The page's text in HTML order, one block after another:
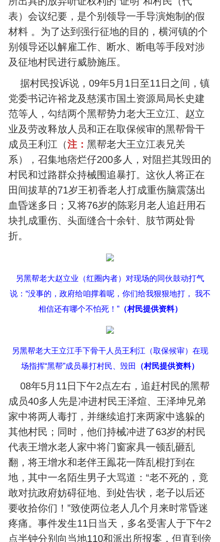
表）会议纪要，是个别领导一手导演炮制的假
材料 。为了达到强行征地的目的，横河镇的个
别领导还以解雇工作、断水、断电等手段对涉
及征地村民进行威胁施压。
据村民投诉说，09年5月1日至11日之间，镇
党委书记许裕龙及慈溪市国土资源局局长史建
范等人，勾结两个黑帮势力老大王立江、赵立
业及劳改释放人员和正在取保候审的黑帮骨干
成员王利江（注：黑帮老大王立江表兄关
系），召集地痞烂仔200多人，对阻拦其毁田的
村民和过路群众持械围追暴打。这伙人将正在
田间拔草的71岁王初香老人打成重伤脑震荡出
血昏迷多日；又将76岁的陈彩月老人追赶用石
块扎成重伤、头面缝合十余针、肢节两处骨
折。
另黑帮老大赵立业（红圈内者）对现场的同伙鼓动打气
说：“没事的，政府给咱撑着呢，你们给我狠狠地打， 我不
相信还有哪个不怕死！”（村民提供资料）
另黑帮老大王立江手下骨干人员王利江（取保候审）在现
场指挥“黑帮”成员暴打村民、毁田
（村民提供资料）
08年5月11日下午2点左右，追赶村民的黑帮
成员40多人先是冲进村民王泽煊、王泽坤兄弟
家中将两人毒打，并继续追打来两家中逃躲的
其他村民；同时，他们持械冲进了63岁的村民
代表王增水老人家中将门窗家具一顿乱砸乱
翻，将王增水和老伴王鳯花一阵乱棍打到在
地，其中一名陌生男子大骂道：“老不死的，竟
敢对抗政府妨碍征地、到处告状，老子以后还
要收拾你们！”致使两位老人几个月来时常昏迷
疼痛。事件发生11日当天，多名受害人于下午2
点半钟分别向当地110和派出所报案，但直到傍